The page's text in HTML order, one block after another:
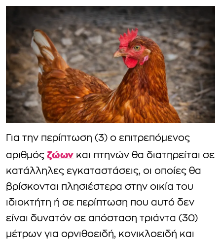
Για την περίπτωση (3) ο επιτρεπόμενος
αριθμός ζώων και πτηνών θα διατηρείται σε
κατάλληλες εγκαταστάσεις, οι οποίες θα
βρίσκονται πλησιέστερα στην οικία του
ιδιοκτήτη ή σε περίπτωση που αυτό δεν
είναι δυνατόν σε απόσταση τριάντα (30)
μέτρων για ορνιθοειδή, κονικλοειδή και